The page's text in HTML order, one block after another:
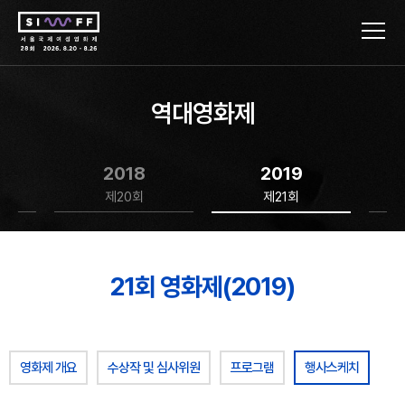
역대영화제
2018
제20회
2019
제21회
21회 영화제(2019)
영화제 개요 수상작 및 심사위원 프로그램 행사스케치